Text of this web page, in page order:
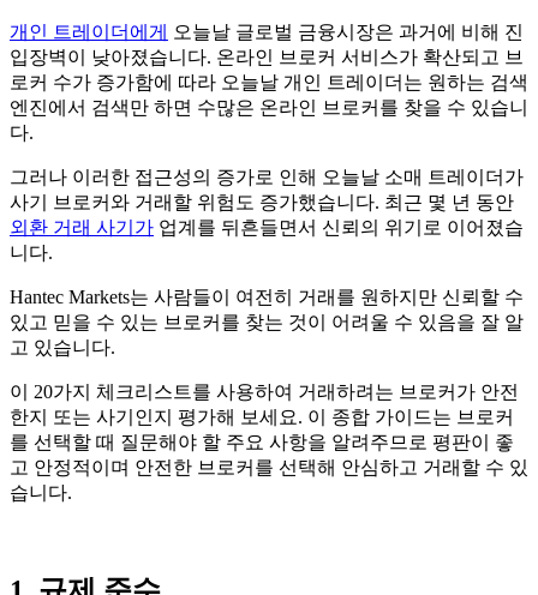
개인 트레이더에게
오늘날 글로벌 금융시장은 과거에 비해 진
입장벽이 낮아졌습니다. 온라인 브로커 서비스가 확산되고 브
로커 수가 증가함에 따라 오늘날 개인 트레이더는 원하는 검색
엔진에서 검색만 하면 수많은 온라인 브로커를 찾을 수 있습니
다.
그러나 이러한 접근성의 증가로 인해 오늘날 소매 트레이더가
사기 브로커와 거래할 위험도 증가했습니다. 최근 몇 년 동안
외환 거래 사기가 업계를 뒤흔들면서 신뢰의 위기로 이어졌습
니다.
Hantec Markets는 사람들이 여전히 거래를 원하지만 신뢰할 수
있고 믿을 수 있는 브로커를 찾는 것이 어려울 수 있음을 잘 알
고 있습니다.
이 20가지 체크리스트를 사용하여 거래하려는 브로커가 안전
한지 또는 사기인지 평가해 보세요. 이 종합 가이드는 브로커
를 선택할 때 질문해야 할 주요 사항을 알려주므로 평판이 좋
고 안정적이며 안전한 브로커를 선택해 안심하고 거래할 수 있
습니다.